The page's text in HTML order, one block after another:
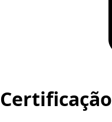
Certificação